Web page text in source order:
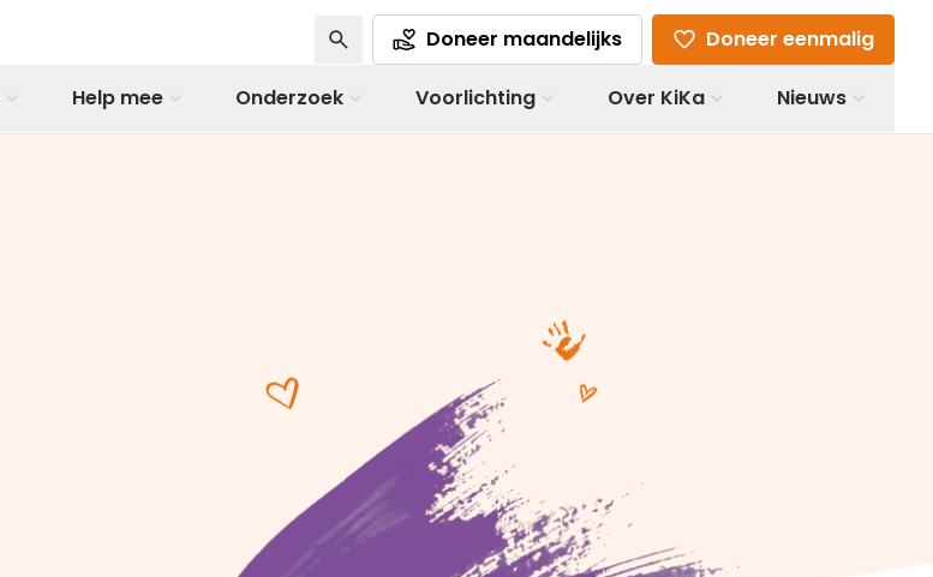
Doneer eenmalig
Doneer maandelijks
Help mee Onderzoek Voorlichting Over KiKa Nieuws